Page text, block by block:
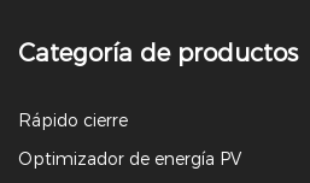
Categoría de productos
Rápido cierre
Optimizador de energía PV